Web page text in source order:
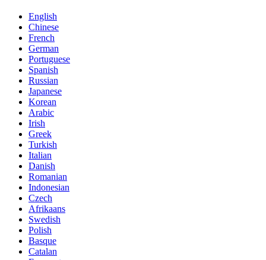
English
Chinese
French
German
Portuguese
Spanish
Russian
Japanese
Korean
Arabic
Irish
Greek
Turkish
Italian
Danish
Romanian
Indonesian
Czech
Afrikaans
Swedish
Polish
Basque
Catalan